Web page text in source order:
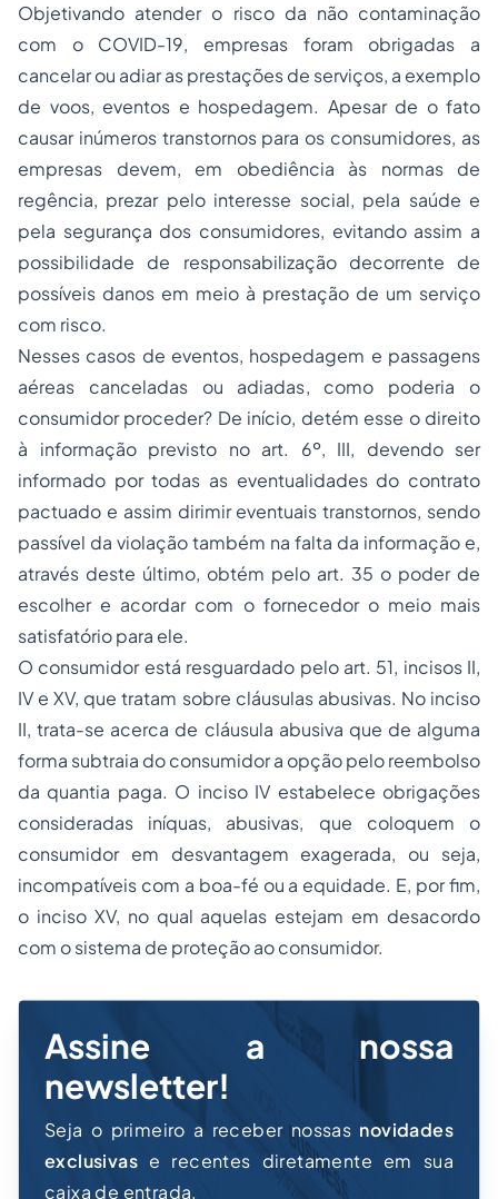
Objetivando atender o risco da não contaminação
com o COVID-19, empresas foram obrigadas a
cancelar ou adiar as prestações de serviços, a exemplo
de voos, eventos e hospedagem. Apesar de o fato
causar inúmeros transtornos para os consumidores, as
empresas devem, em obediência às normas de
regência, prezar pelo interesse social, pela saúde e
pela segurança dos consumidores, evitando assim a
possibilidade de responsabilização decorrente de
possíveis danos em meio à prestação de um serviço
com risco.
Nesses casos de eventos, hospedagem e passagens
aéreas canceladas ou adiadas, como poderia o
consumidor proceder? De início, detém esse o direito
à informação previsto no art. 6º, III, devendo ser
informado por todas as eventualidades do contrato
pactuado e assim dirimir eventuais transtornos, sendo
passível da violação também na falta da informação e,
através deste último, obtém pelo art. 35 o poder de
escolher e acordar com o fornecedor o meio mais
satisfatório para ele.
O consumidor está resguardado pelo art. 51, incisos II,
IV e XV, que tratam sobre cláusulas abusivas. No inciso
II, trata-se acerca de cláusula abusiva que de alguma
forma subtraia do consumidor a opção pelo reembolso
da quantia paga. O inciso IV estabelece obrigações
consideradas iníquas, abusivas, que coloquem o
consumidor em desvantagem exagerada, ou seja,
incompatíveis com a boa-fé ou a equidade. E, por fim,
o inciso XV, no qual aquelas estejam em desacordo
com o sistema de proteção ao consumidor.
Assine a nossa
newsletter!
Seja o primeiro a receber nossas novidades
exclusivas e recentes diretamente em sua
caixa de entrada.